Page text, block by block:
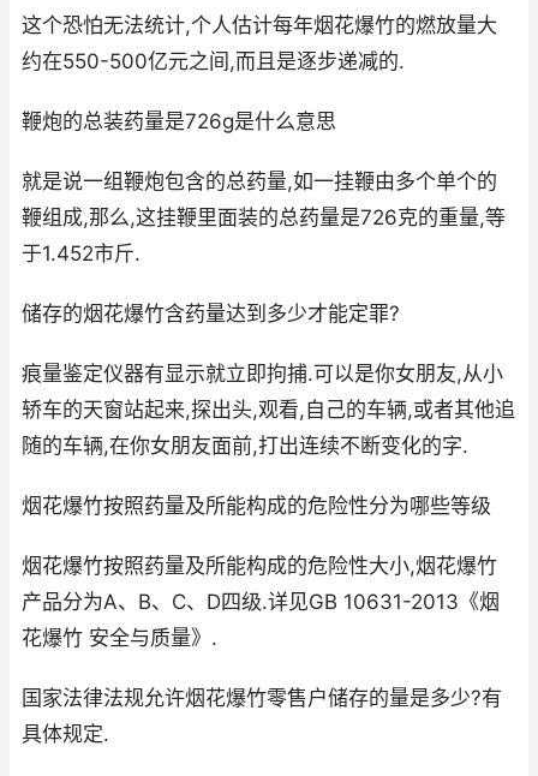
这个恐怕无法统计,个人估计每年烟花爆竹的燃放量大
约在550-500亿元之间,而且是逐步递减的.
鞭炮的总装药量是726g是什么意思
就是说一组鞭炮包含的总药量,如一挂鞭由多个单个的
鞭组成,那么,这挂鞭里面装的总药量是726克的重量,等
于1.452市斤.
储存的烟花爆竹含药量达到多少才能定罪?
痕量鉴定仪器有显示就立即拘捕.可以是你女朋友,从小
轿车的天窗站起来,探出头,观看,自己的车辆,或者其他追
随的车辆,在你女朋友面前,打出连续不断变化的字.
烟花爆竹按照药量及所能构成的危险性分为哪些等级
烟花爆竹按照药量及所能构成的危险性大小,烟花爆竹
产品分为A、B、C、D四级.详见GB 10631-2013《烟
花爆竹 安全与质量》.
国家法律法规允许烟花爆竹零售户储存的量是多少?有
具体规定.